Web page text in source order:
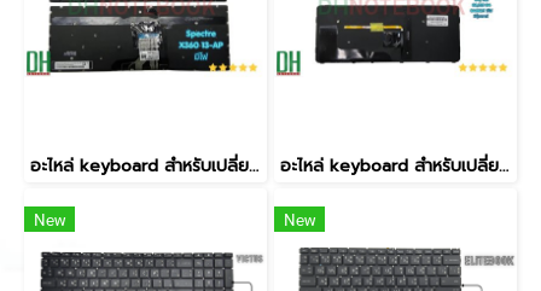
อะไหล่ keyboard สำหรับเปลี่ยน รุ่น Spectre X360 13-AP,ENVY x360 13-AR,13-AG 13-AH มีไฟ อะไหล่ keyboard สำหรับเปลี่ยน รุ่น ELITEBOOK 820 G3 820 G4, 725 G3,725 G4 BACKLIT มีไฟ มีปุ่มเมาส์
New New